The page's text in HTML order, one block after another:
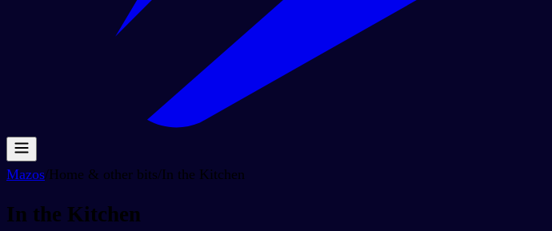
Mazos/Home & other bits/In the Kitchen
In the Kitchen